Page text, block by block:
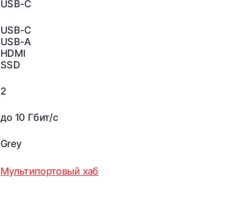
USB-C
USB-С
USB-A
HDMI
SSD
2
до 10 Гбит/с
Grey
Мультипортовый хаб